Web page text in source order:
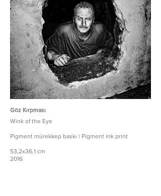
Göz Kırpması
Wink of the Eye
Pigment mürekkep baskı | Pigment ink print
53,2x36,1 cm
2016